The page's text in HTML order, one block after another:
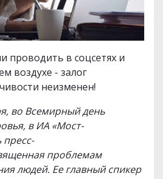
проводить в соцсетях и
воздухе - залог
неизменен!
во Всемирный день
в ИА «Мост-
пресс-
проблемам
людей. Ее главный спикер